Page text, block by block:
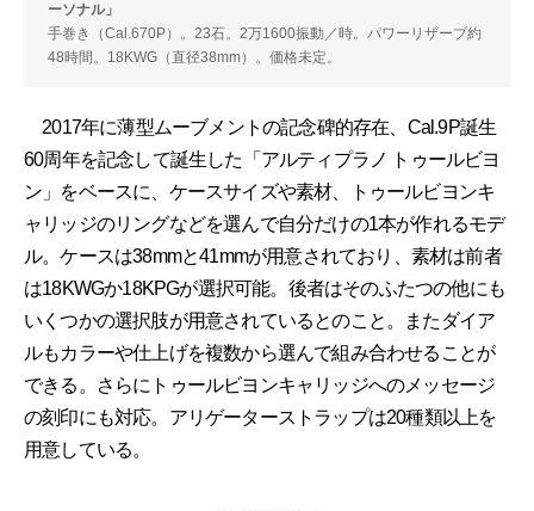
ーソナル」
手巻き（Cal.670P）。23石。2万1600振動／時。パワーリザーブ約
48時間。18KWG（直径38mm）。価格未定。
2017年に薄型ムーブメントの記念碑的存在、Cal.9P誕生
60周年を記念して誕生した「アルティプラノ トゥールビヨ
ン」をベースに、ケースサイズや素材、トゥールビヨンキ
ャリッジのリングなどを選んで自分だけの1本が作れるモデ
ル。ケースは38mmと41mmが用意されており、素材は前者
は18KWGか18KPGが選択可能。後者はそのふたつの他にも
いくつかの選択肢が用意されているとのこと。またダイア
ルもカラーや仕上げを複数から選んで組み合わせることが
できる。さらにトゥールビヨンキャリッジへのメッセージ
の刻印にも対応。アリゲーターストラップは20種類以上を
用意している。